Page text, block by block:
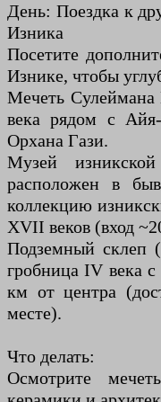
День: Поездка к
Изника
Посетите
Изнике, чтобы
Мечеть
века рядом с
Орхана Гази.
Музей
расположен в
коллекцию
XVII веков (вход
Подземный склеп
гробница IV века
км от центра
месте).
Что делать:
Осмотрите